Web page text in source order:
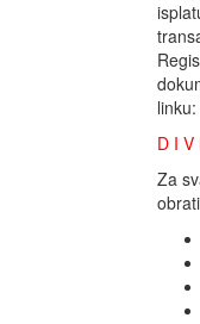
linku:
D I V
Za